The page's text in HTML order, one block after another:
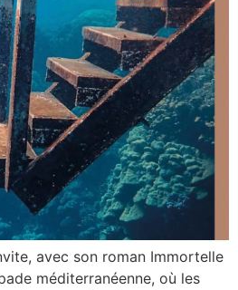
avec son roman Immortelle
méditerranéenne, où les